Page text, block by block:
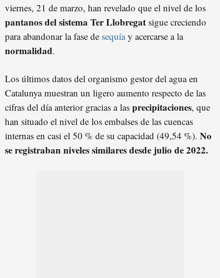
viernes, 21 de marzo, han revelado que el nivel de los
pantanos del sistema Ter Llobregat sigue creciendo
para abandonar la fase de sequíay acercarse a la
normalidad.
Los últimos datos del organismo gestor del agua en
Catalunya muestran un ligero aumento respecto de las
cifras del día anterior gracias a las precipitaciones, que
han situado el nivel de los embalses de las cuencas
internas en casi el 50 % de su capacidad (49,54 %). No
se registraban niveles similares desde julio de 2022.